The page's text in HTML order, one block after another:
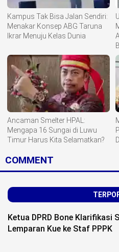
Kampus Tak Bisa Jalan Sendiri:
Menakar Konsep ABG Taruna
Ikrar Menuju Kelas Dunia
Ancaman Smelter HPAL:
Mengapa 16 Sungai di Luwu
Timur Harus Kita Selamatkan?
COMMENT
Ketua DPRD Bone Klarifikasi
Lemparan Kue ke Staf PPPK